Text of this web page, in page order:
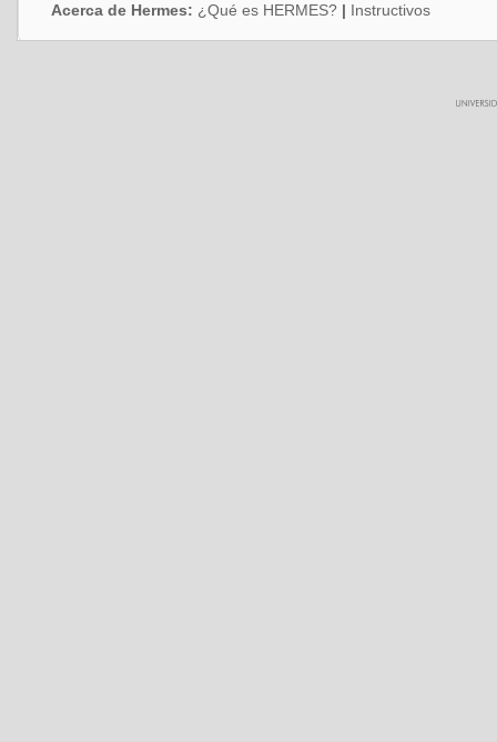
Acerca de Hermes: ¿Qué es HERMES? | Instructivos